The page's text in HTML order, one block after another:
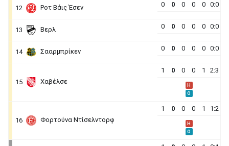
12 Ροτ Βάις Έσεν 0 0 0 0 0 0:0
13 Βερλ 0 0 0 0 0 0:0
14 Σααρμπρίκεν 0 0 0 0 0 0:0
15 Χαβέλσε
1 0 0 0 1 2:3
H
O
16 Φορτούνα Ντίσελντορφ
1 0 0 0 1 1:2
H
O